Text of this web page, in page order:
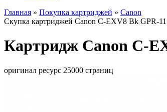
Главная » Покупка картриджей » Canon
Скупка картриджей Canon C-EXV8 Bk GPR-
Картридж Canon C-
оригинал ресурс 25000 страниц